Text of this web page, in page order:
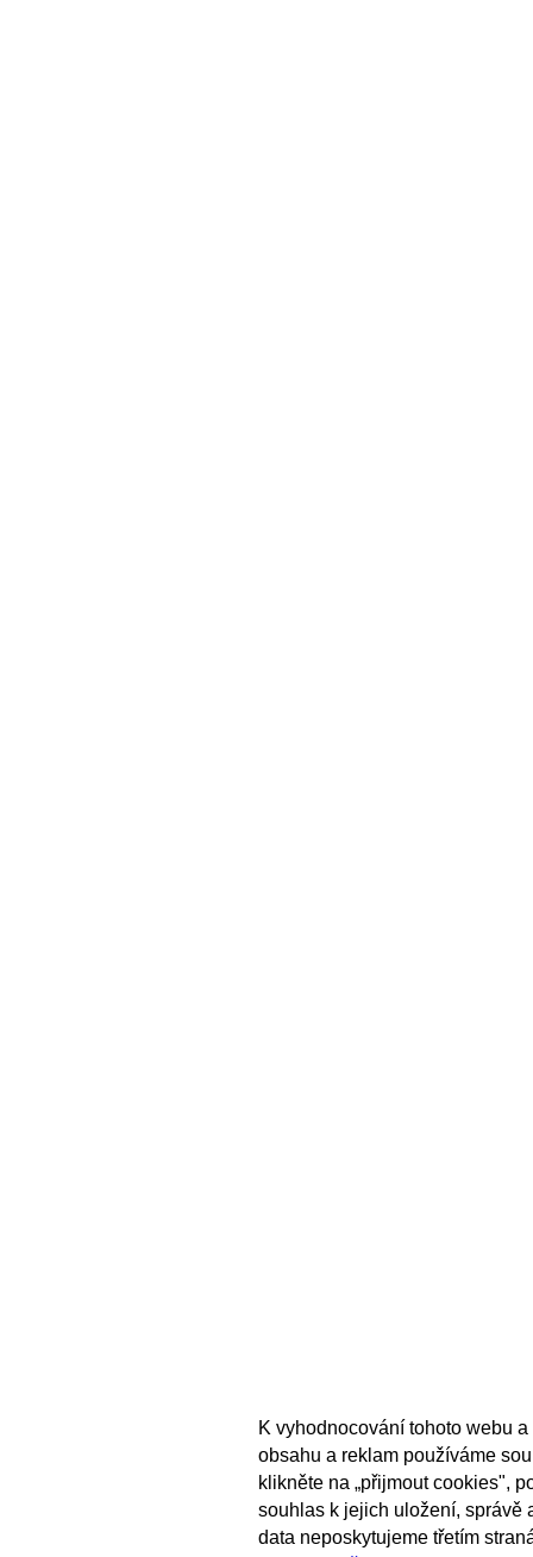
K vyhodnocování tohoto webu
obsahu a reklam používáme
klikněte na „přijmout cookies",
souhlas k jejich uložení, správě
data neposkytujeme třetím